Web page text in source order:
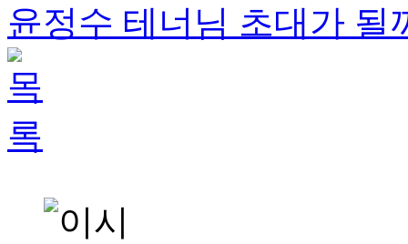
윤정수 테너님 초대가 될